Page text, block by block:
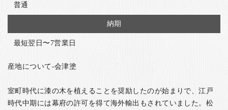
普通
納期
最短翌日〜7営業日
産地について-会津塗
室町時代に漆の木を植えることを奨励したのが始まりで、江戸
時代中期には幕府の許可を得て海外輸出もされていました。松